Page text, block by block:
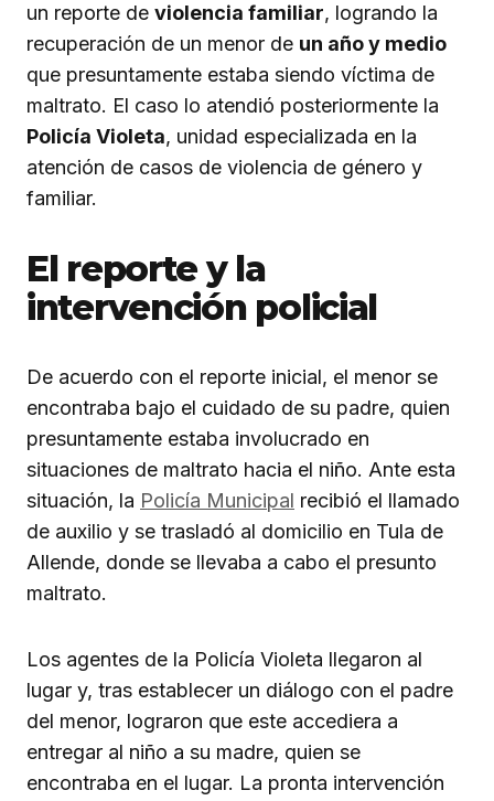
un reporte de violencia familiar, logrando la
recuperación de un menor de un año y medio
que presuntamente estaba siendo víctima de
maltrato. El caso lo atendió posteriormente la
Policía Violeta, unidad especializada en la
atención de casos de violencia de género y
familiar.
El reporte y la
intervención policial
De acuerdo con el reporte inicial, el menor se
encontraba bajo el cuidado de su padre, quien
presuntamente estaba involucrado en
situaciones de maltrato hacia el niño. Ante esta
situación, la Policía Municipal recibió el llamado
de auxilio y se trasladó al domicilio en Tula de
Allende, donde se llevaba a cabo el presunto
maltrato.
Los agentes de la Policía Violeta llegaron al
lugar y, tras establecer un diálogo con el padre
del menor, lograron que este accediera a
entregar al niño a su madre, quien se
encontraba en el lugar. La pronta intervención